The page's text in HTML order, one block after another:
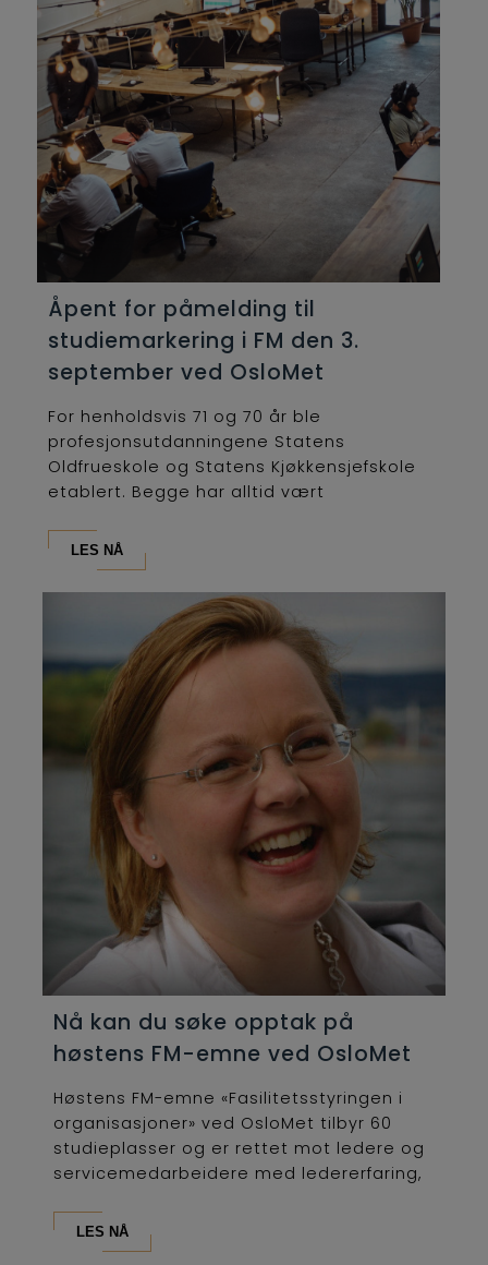
Åpent for påmelding til
studiemarkering i FM den 3.
september ved OsloMet
For henholdsvis 71 og 70 år ble
profesjonsutdanningene Statens
Oldfrueskole og Statens Kjøkkensjefskole
etablert. Begge har alltid vært
LES NÅ
Nå kan du søke opptak på
høstens FM-emne ved OsloMet
Høstens FM-emne «Fasilitetsstyringen i
organisasjoner» ved OsloMet tilbyr 60
studieplasser og er rettet mot ledere og
servicemedarbeidere med ledererfaring,
LES NÅ